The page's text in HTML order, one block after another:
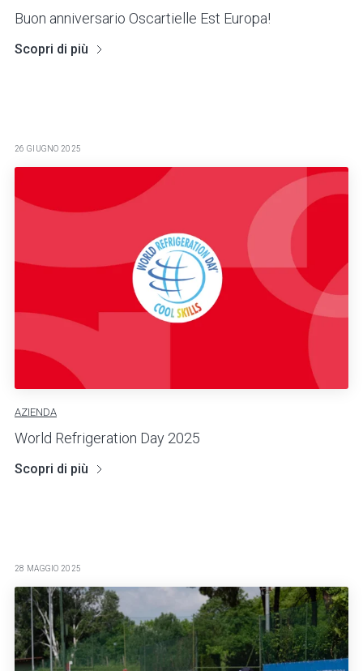
Buon anniversario Oscartielle Est Europa!
Scopri di più
26 GIUGNO 2025
AZIENDA
World Refrigeration Day 2025
Scopri di più
28 MAGGIO 2025